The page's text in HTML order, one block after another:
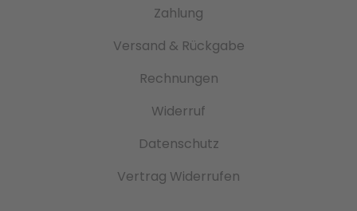
Zahlung
Versand & Rückgabe
Rechnungen
Widerruf
Datenschutz
Vertrag Widerrufen